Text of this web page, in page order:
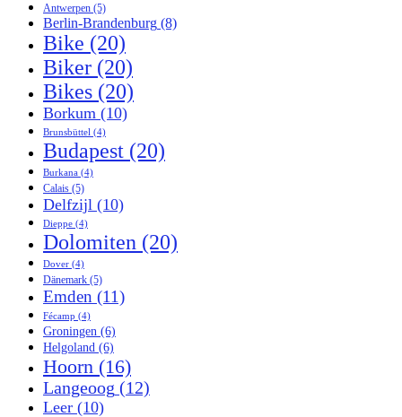
Antwerpen (5)
Berlin-Brandenburg (8)
Bike (20)
Biker (20)
Bikes (20)
Borkum (10)
Brunsbüttel (4)
Budapest (20)
Burkana (4)
Calais (5)
Delfzijl (10)
Dieppe (4)
Dolomiten (20)
Dover (4)
Dänemark (5)
Emden (11)
Fécamp (4)
Groningen (6)
Helgoland (6)
Hoorn (16)
Langeoog (12)
Leer (10)